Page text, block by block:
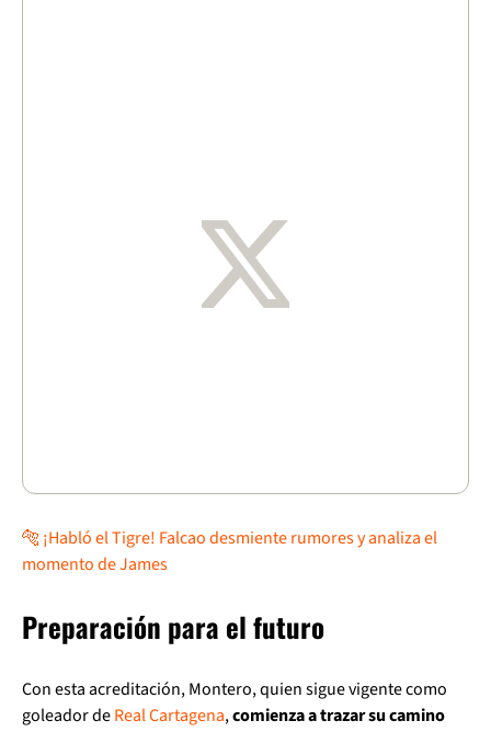
🐅 ¡Habló el Tigre! Falcao desmiente rumores y analiza el
momento de James
Preparación para el futuro
Con esta acreditación, Montero, quien sigue vigente como
goleador deReal Cartagena,comienza a trazar su camino